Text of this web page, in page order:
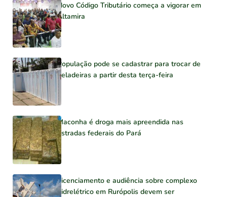
Novo Código Tributário começa a vigorar em
Altamira
População pode se cadastrar para trocar de
geladeiras a partir desta terça-feira
Maconha é droga mais apreendida nas
estradas federais do Pará
Licenciamento e audiência sobre complexo
hidrelétrico em Rurópolis devem ser